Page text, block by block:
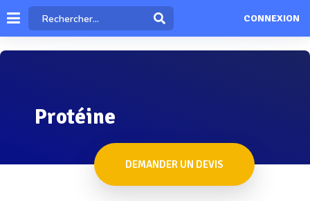
CONNEXION
Protéine
DEMANDER UN DEVIS